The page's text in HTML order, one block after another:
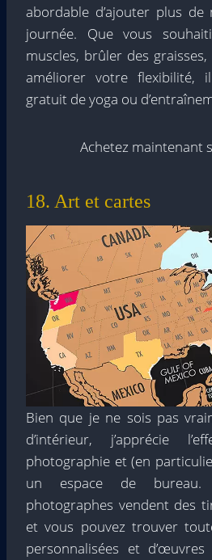
abordable d’ajouter plus
journée. Que vous
muscles, brûler des
améliorer votre flexibilité,
gratuit de yoga ou
Achetez maintenant
18. Art et cartes
Bien que je ne sois pas
d’intérieur, j’apprécie
photographie et (en
un espace de
photographes vendent des
et vous pouvez trouver
personnalisées et